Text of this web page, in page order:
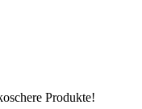
Produkte!